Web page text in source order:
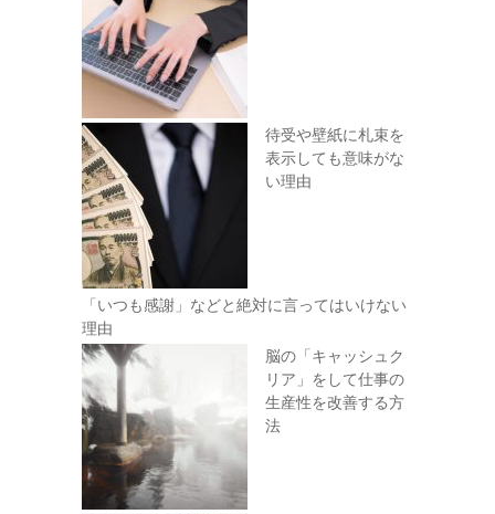
待受や壁紙に札束を
表示しても意味がな
い理由
「いつも感謝」などと絶対に言ってはいけない
理由
脳の「キャッシュク
リア」をして仕事の
生産性を改善する方
法